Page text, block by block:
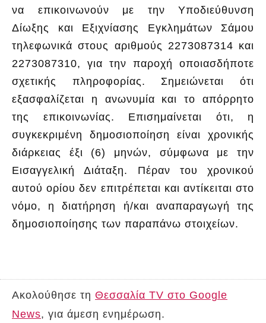
να επικοινωνούν με την Υποδιεύθυνση
Δίωξης και Εξιχνίασης Εγκλημάτων Σάμου
τηλεφωνικά στους αριθμούς 2273087314 και
2273087310, για την παροχή οποιασδήποτε
σχετικής πληροφορίας. Σημειώνεται ότι
εξασφαλίζεται η ανωνυμία και το απόρρητο
της επικοινωνίας. Επισημαίνεται ότι, η
συγκεκριμένη δημοσιοποίηση είναι χρονικής
διάρκειας έξι (6) μηνών, σύμφωνα με την
Εισαγγελική Διάταξη. Πέραν του χρονικού
αυτού ορίου δεν επιτρέπεται και αντίκειται στο
νόμο, η διατήρηση ή/και αναπαραγωγή της
δημοσιοποίησης των παραπάνω στοιχείων.
Ακολούθησε τη Θεσσαλία TV στο Google
News, για άμεση ενημέρωση.